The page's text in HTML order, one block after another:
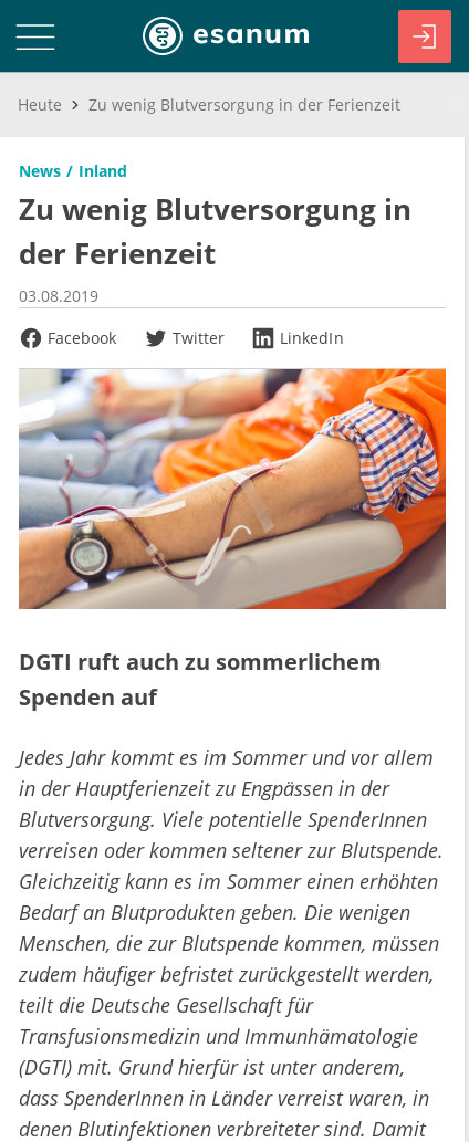
Heute Zu wenig Blutversorgung in der Ferienzeit
News Inland
Zu wenig Blutversorgung in
der Ferienzeit
03.08.2019
Facebook
Twitter LinkedIn
DGTI ruft auch zu sommerlichem
Spenden auf
Jedes Jahr kommt es im Sommer und vor allem
in der Hauptferienzeit zu Engpässen in der
Blutversorgung. Viele potentielle SpenderInnen
verreisen oder kommen seltener zur Blutspende.
Gleichzeitig kann es im Sommer einen erhöhten
Bedarf an Blutprodukten geben. Die wenigen
Menschen, die zur Blutspende kommen, müssen
zudem häufiger befristet zurückgestellt werden,
teilt die Deutsche Gesellschaft für
Transfusionsmedizin und Immunhämatologie
(DGTI) mit. Grund hierfür ist unter anderem,
dass SpenderInnen in Länder verreist waren, in
denen Blutinfektionen verbreiteter sind. Damit